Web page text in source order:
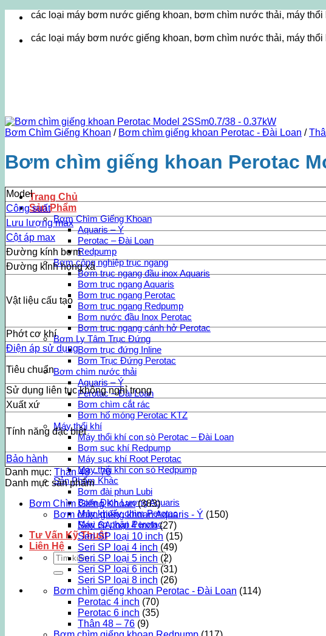
loại máy bơm nước giếng khoan, bơm chìm nước thải, máy thổi khí,
loại máy bơm nước giếng khoan, bơm chìm nước thải, máy thổi khí,
Trang Chủ
Sản Phẩm
Bơm Chìm Giếng Khoan
Aquaris – Ý
Perotac – Đài Loan
Redpump
Bơm công nghiệp trục ngang
Bơm trục ngang đầu inox Aquaris
Bơm trục ngang Aquaris
Bơm trục ngang Perotac
Bơm trục ngang Redpump
Bơm nước đầu Inox Perotac
Bơm trục ngang cánh hở Perotac
Bơm Ly Tâm Trục Đứng
Bơm trục đứng Inline
Bơm Trục Đứng Perotac
Bơm chìm nước thải
Aquaris – Ý
Perotac – Đài Loan
Bơm chìm cắt rác
Bơm hố móng Perotac KTZ
Máy thổi khí
Máy thổi khí con sò Perotac – Đài Loan
Bơm sục khí Redpump
Máy sục khí Root Perotac
Máy thổi khí con sò Redpump
Sản Phẩm Khác
Bơm đài phun Lubi
Bơm Định Lượng Aquaris
Máy khuấy chìm Perotac
Máy ép phân Perotac
Tư Vấn Kỹ Thuật
Liên Hệ
Tìm
kiếm:
Bơm Chìm Giếng Khoan / Bơm chìm giếng khoan Perotac - Đài Loan /
Bơm chìm giếng khoan Perotac
Model
Công suất
Lưu lượng max
Cột áp max
Đường kính bơm
Đường kính họng xả
Vật liệu cấu tạo
Phớt cơ khí
Điện áp sử dụng
Tiêu chuẩn
Sử dụng liên tục không nghỉ trong
Xuất xứ
Tính năng đặc biệt
Bảo hành
Danh mục: Thân 48 – 76
Danh mục sản phẩm
Bơm Chìm Giếng Khoan (383)
Bơm chìm giếng khoan Aquaris - Ý (150)
Seri SA loại 4 inch (27)
Seri SP loại 10 inch (15)
Seri SP loại 4 inch (49)
Seri SP loại 5 inch (2)
Seri SP loại 6 inch (31)
Seri SP loại 8 inch (26)
Bơm chìm giếng khoan Perotac - Đài Loan (114)
Perotac 4 inch (70)
Perotac 6 inch (35)
Thân 48 – 76 (9)